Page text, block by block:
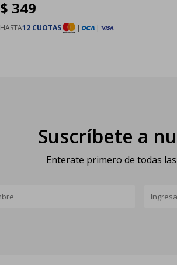
$ 349
HASTA12 CUOTAS | |
Suscríbete a
Enterate primero de todas